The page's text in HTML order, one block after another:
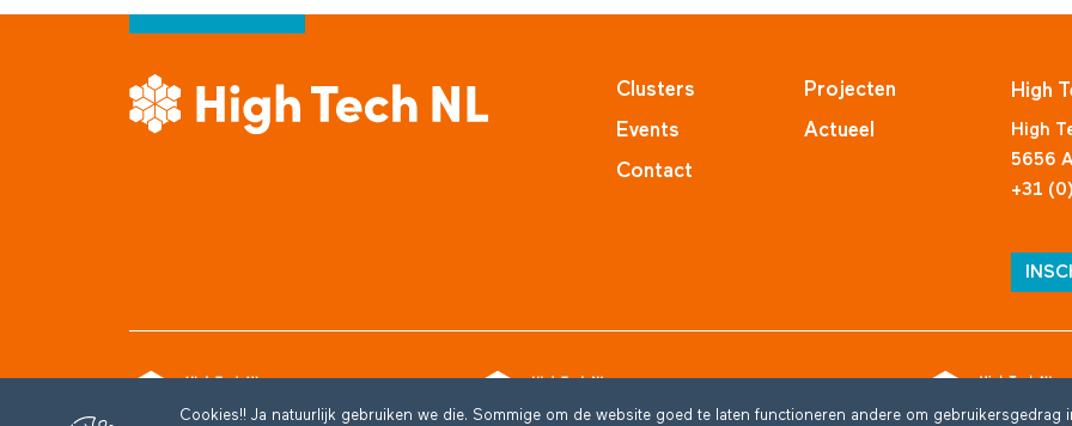
Clusters
Projecten
Events
Actueel
Contact
High
High
5656
+31
Cookies!! Ja natuurlijk gebruiken we die. Sommige om de website goed te laten functioneren andere om gebruikersgedrag